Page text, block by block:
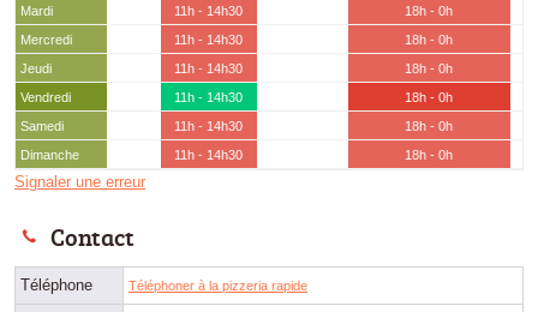
Mardi
11h - 14h30
18h - 0h
Mercredi
11h - 14h30
18h - 0h
Jeudi
11h - 14h30
18h - 0h
Vendredi
11h - 14h30
18h - 0h
Samedi
11h - 14h30
18h - 0h
Dimanche
11h - 14h30 18h - 0h
Signaler une erreur
Contact
Téléphone Téléphoner à la pizzeria rapide